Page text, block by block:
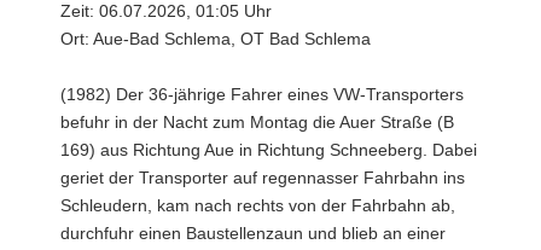
Zeit: 06.07.2026, 01:05 Uhr
Ort: Aue-Bad Schlema, OT Bad Schlema
(1982) Der 36-jährige Fahrer eines VW-Transporters
befuhr in der Nacht zum Montag die Auer Straße (B
169) aus Richtung Aue in Richtung Schneeberg. Dabei
geriet der Transporter auf regennasser Fahrbahn ins
Schleudern, kam nach rechts von der Fahrbahn ab,
durchfuhr einen Baustellenzaun und blieb an einer